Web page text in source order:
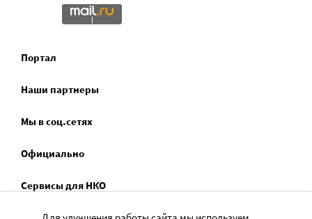
Портал
Наши партнеры
Мы в соц.сетях
Официально
Сервисы для НКО